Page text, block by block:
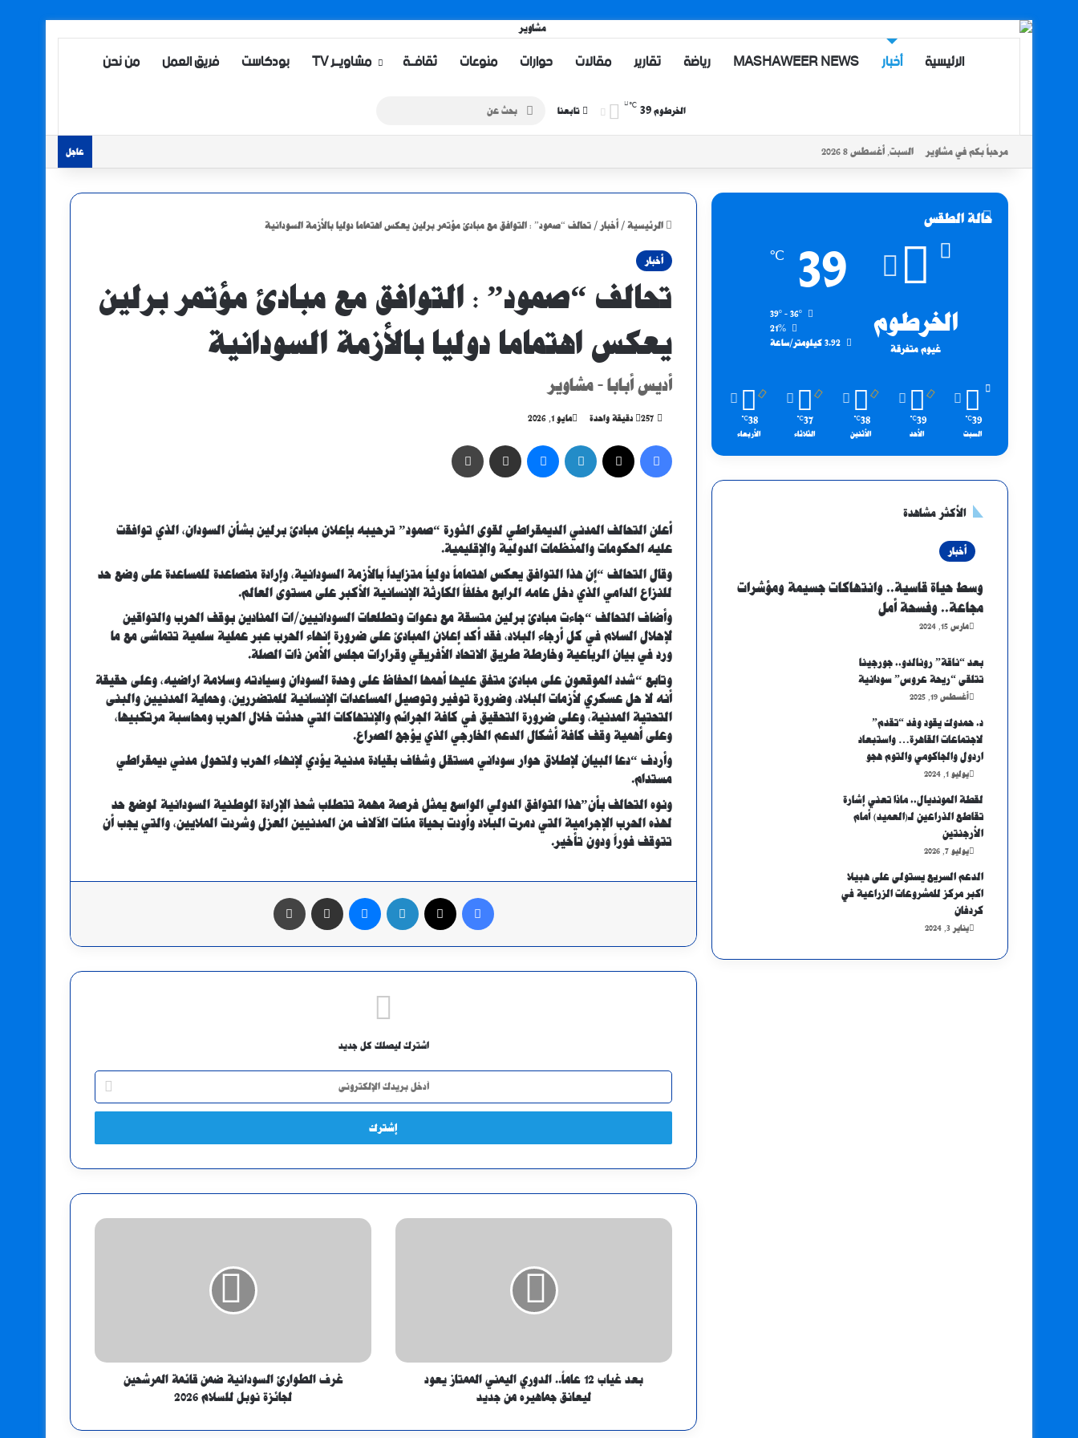
الرئيسية أخبار MASHAWEER NEWS رياضة تقارير مقالات حوارات منوعات ثقافــة مشاويــر TV بودكاست فريق العمل من نحن
الخرطوم 39
℃
تابعنا بحث
عن
مرحباً بكم في مشاوير السبت, أغسطس 8 2026 عاجل
الرئيسية / أخبار / تحالف “صمود” : التوافق مع مبادئ مؤتمر برلين يعكس اهتماما دوليا بالأزمة السودانية
أخبار
تحالف “صمود” : التوافق مع مبادئ مؤتمر برلين
يعكس اهتماما دوليا بالأزمة السودانية
أديس أبابا - مشاوير
مايو 1, 2026 دقيقة واحدة
فيسبوك لينكدإن ماسنجر مشاركة عبر البريد طباعة
أعلن التحالف المدني الديمقراطي لقوى الثورة “صمود” ترحيبه بإعلان مبادئ برلين بشأن السودان، الذي توافقت
عليه الحكومات والمنظمات الدولية والإقليمية.
وقال التحالف “إن هذا التوافق يعكس اهتماماً دولياً متزايداً بالأزمة السودانية، وإرادة متصاعدة للمساعدة على وضع حد
للنزاع الدامي الذي دخل عامه الرابع مخلفاً الكارثة الإنسانية الأكبر على مستوى العالم.
وأضاف التحالف “جاءت مبادئ برلين متسقة مع دعوات وتطلعات السودانيين/ات المنادين بوقف الحرب والتواقين
لإحلال السلام في كل أرجاء البلاد، فقد أكد إعلان المبادئ على ضرورة إنهاء الحرب عبر عملية سلمية تتماشى مع ما
ورد في بيان الرباعية وخارطة طريق الاتحاد الأفريقي وقرارات مجلس الأمن ذات الصلة.
وتابع “شدد الموقعون على مبادئ متفق عليها أهمها الحفاظ على وحدة السودان وسيادته وسلامة اراضيه، وعلى حقيقة
أنه لا حل عسكري لأزمات البلاد، وضرورة توفير وتوصيل المساعدات الإنسانية للمتضررين، وحماية المدنيين والبنى
التحتية المدنية، وعلى ضرورة التحقيق في كافة الجرائم والإنتهاكات التي حدثت خلال الحرب ومحاسبة مرتكبيها،
وعلى أهمية وقف كافة أشكال الدعم الخارجي الذي يؤجج الصراع.
وأردف “دعا البيان لإطلاق حوار سوداني مستقل وشفاف بقيادة مدنية يؤدي لإنهاء الحرب ولتحول مدني ديمقراطي
مستدام.
ونوه التحالف بأن”هذا التوافق الدولي الواسع يمثل فرصة مهمة تتطلب شحذ الإرادة الوطنية السودانية لوضع حد
لهذه الحرب الإجرامية التي دمرت البلاد وأودت بحياة مئات الآلاف من المدنيين العزل وشردت الملايين، والتي يجب أن
تتوقف فوراً ودون تأخير.
فيسبوك لينكدإن ماسنجر مشاركة عبر البريد طباعة
اشترك ليصلك كل جديد
أدخل
الإلكتروني
غرف الطوارئ السودانية ضمن قائمة المرشحين
لجائزة نوبل للسلام 2026
بعد غياب 12 عاماً.. الدوري اليمني الممتاز يعود
ليعانق جماهيره من جديد
حالة الطقس
الخرطوم
غيوم متفرقة
39
℃
39º - 36º
21%
3.92 كيلومتر/ساعة
39
℃
السبت
39
℃
الأحد
38
℃
الأثنين
37
℃
الثلاثاء
38
℃
الأربعاء
الأكثر مشاهدة
أخبار
وسط حياة قاسية.. وانتهاكات جسيمة ومؤشرات
مجاعة.. وفسحة أمل
مارس 15, 2024
بعد “ناقة” رونالدو.. جورجينا
تتلقى “ريحة عروس” سودانية
أغسطس 19, 2025
د. حمدوك يقود وفد “تقدم”
لاجتماعات القاهرة… واستبعاد
اردول والجاكومي والتوم هجو
يوليو 1, 2024
لقطة المونديال.. ماذا تعني إشارة
تقاطع الذراعين لـ(العميد) أمام
الأرجنتين
يوليو 7, 2026
الدعم السريع يستولى على هبيلا
اكبر مركز للمشروعات الزراعية في
كردفان
يناير 3, 2024